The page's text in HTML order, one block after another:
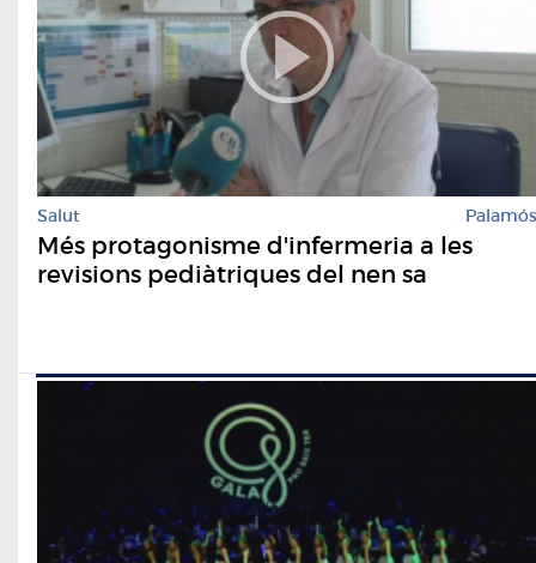
Salut Palamós
Més protagonisme d'infermeria a les
revisions pediàtriques del nen sa